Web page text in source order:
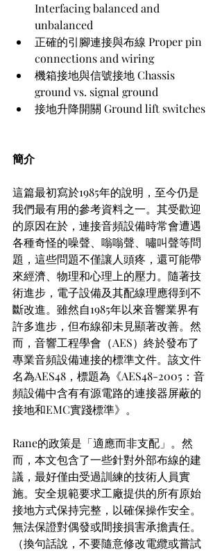
Interfacing balanced and
unbalanced
正確的引腳連接與布線 Proper pin
connections and wiring
機箱接地與信號接地 Chassis
ground vs. signal ground
接地升降開關 Ground lift switches
簡介
這篇最初寫於1985年的說明，至今仍是
我們最有用的參考資料之一。其受歡迎
的原因在於，連接音頻設備時常會遭遇
各種奇怪的噪聲、嗡嗡聲、嘯叫聲等問
題，這些問題不僅讓人頭疼，還可能帶
來經濟、物理和心理上的壓力。隨著技
術進步，電子設備及其配線理應得到不
斷改進。雖然自1985年以來音響業界有
許多進步，但布線卻未見顯著改善。然
而，音響工程學會（AES）終於發布了
專業音頻設備連接的標準文件。該文件
名為AES48，標題為《AES48-2005：音
頻設備中含有有源電路的連接器屏蔽的
接地和EMC實踐標準》。
Rane的政策是「適應而非支配」。然
而，本文包含了一些針對外部布線的建
議，最好僅由受過訓練的技術人員實
施。安全規範要求工廠提供的所有原始
接地方式保持完整，以確保操作安全。
無法保證對偶發或間接損害承擔責任。
（換句話說，不要隨意修改電纜或嘗試